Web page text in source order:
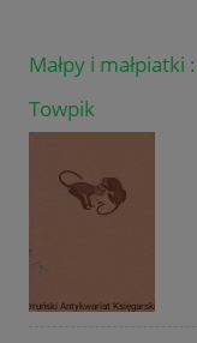
Małpy i
Towpik